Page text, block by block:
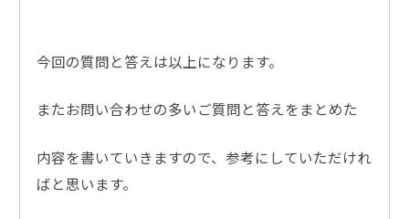
今回の質問と答えは以上になります。
またお問い合わせの多いご質問と答えをまとめた
内容を書いていきますので、参考にしていただけれ
ばと思います。